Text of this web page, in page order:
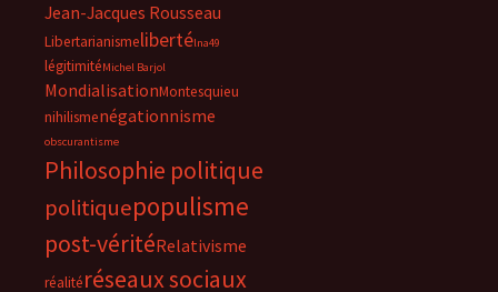
Jean-Jacques Rousseau
Libertarianismelibertélna49
légitimitéMichel Barjol
MondialisationMontesquieu
nihilismenégationnisme
obscurantisme
Philosophie politique
politiquepopulisme
post-véritéRelativisme
réalitéréseaux sociaux